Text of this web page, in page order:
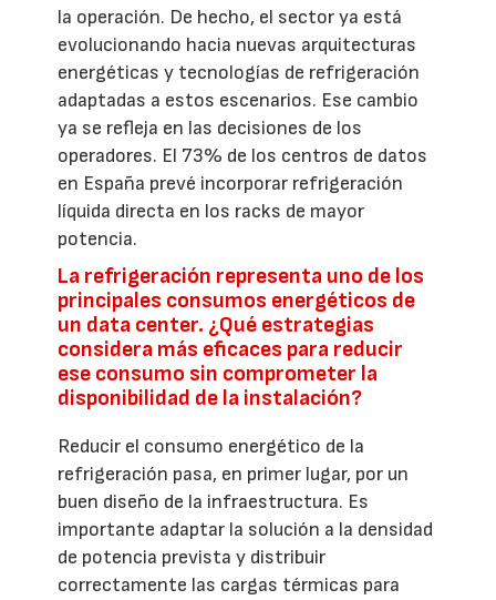
la operación. De hecho, el sector ya está
evolucionando hacia nuevas arquitecturas
energéticas y tecnologías de refrigeración
adaptadas a estos escenarios. Ese cambio
ya se refleja en las decisiones de los
operadores. El 73% de los centros de datos
en España prevé incorporar refrigeración
líquida directa en los racks de mayor
potencia.
La refrigeración representa uno de los
principales consumos energéticos de
un data center. ¿Qué estrategias
considera más eficaces para reducir
ese consumo sin comprometer la
disponibilidad de la instalación?
Reducir el consumo energético de la
refrigeración pasa, en primer lugar, por un
buen diseño de la infraestructura. Es
importante adaptar la solución a la densidad
de potencia prevista y distribuir
correctamente las cargas térmicas para